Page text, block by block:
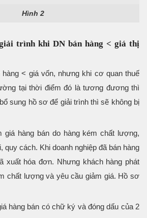
Hình 2
trình khi DN bán hàng < giá thị
hàng < giá vốn, nhưng khi cơ quan thuế
tại thời điểm đó là tương đương thì
sung hồ sơ để giải trình thì sẽ không bị
giá hàng bán do hàng kém chất lượng,
quy cách. Khi doanh nghiệp đã bán hàng
xuất hóa đơn. Nhưng khách hàng phát
chất lượng và yêu cầu giảm giá. Hồ sơ
hàng bán có chữ ký và đóng dấu của 2